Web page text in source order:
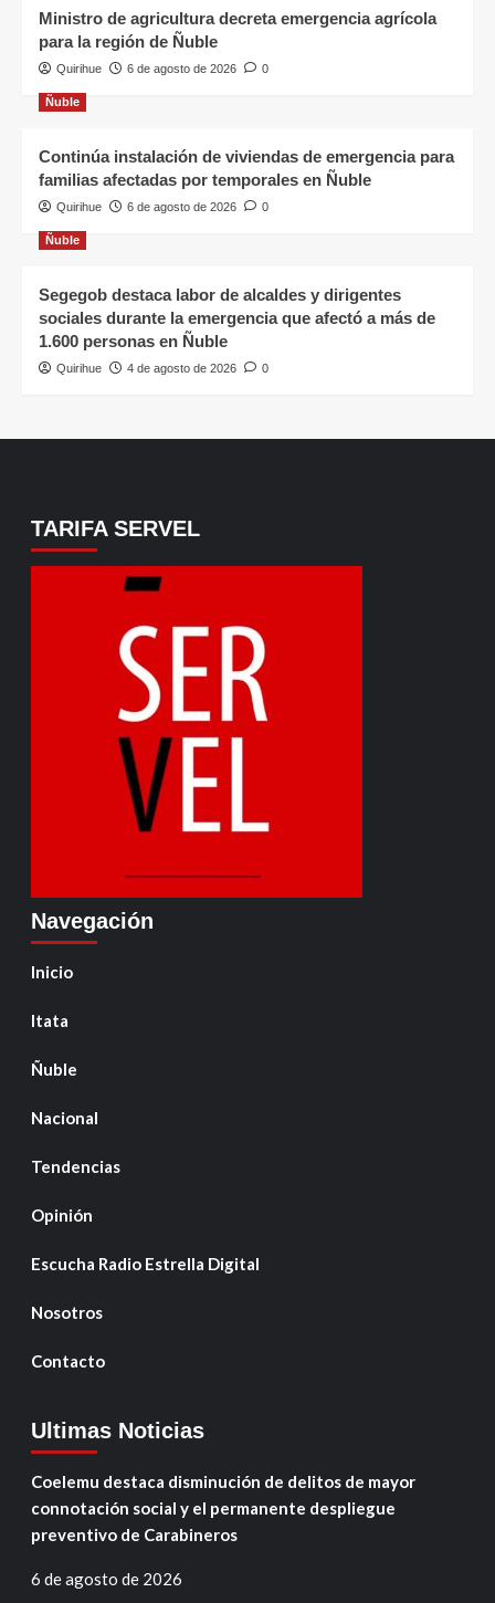
Ministro de agricultura decreta emergencia agrícola
para la región de Ñuble
Quirihue 6 de agosto de 2026 0
Ñuble
Continúa instalación de viviendas de emergencia para
familias afectadas por temporales en Ñuble
Quirihue 6 de agosto de 2026 0
Ñuble
Segegob destaca labor de alcaldes y dirigentes
sociales durante la emergencia que afectó a más de
1.600 personas en Ñuble
Quirihue 4 de agosto de 2026 0
TARIFA SERVEL
Navegación
Inicio
Itata
Ñuble
Nacional
Tendencias
Opinión
Escucha Radio Estrella Digital
Nosotros
Contacto
Ultimas Noticias
Coelemu destaca disminución de delitos de mayor
connotación social y el permanente despliegue
preventivo de Carabineros
6 de agosto de 2026